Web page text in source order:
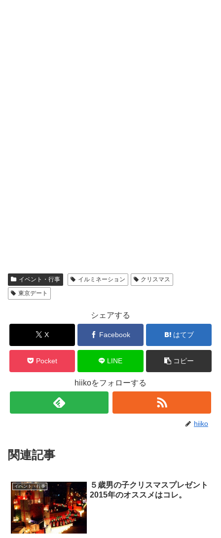
イベント・行事 イルミネーション
クリスマス
東京デート
シェアする
X Facebook はてブ
Pocket LINE コピー
hiikoをフォローする
hiiko
関連記事
イベント・行事
５歳男の子クリスマスプレゼント
2015年のオススメはコレ。